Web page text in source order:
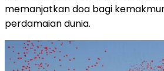
memanjatkan doa bagi
perdamaian dunia.